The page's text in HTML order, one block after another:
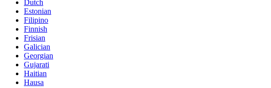
Dutch
Estonian
Filipino
Finnish
Frisian
Galician
Georgian
Gujarati
Haitian
Hausa